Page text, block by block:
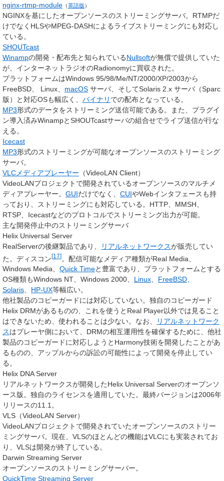
nginx-rtmp-module （英語版 ）
NGINXを基にしたオープンソースのストリーミングサーバ。RTMPだ
けでなくHLSやMPEG-DASHによるライブストリーミングにも対応し
ている。
SHOUTcast
Winampの開発・配布先と知られているNullsoftが無償で提供していた
が、インターネットラジオのRadionomyに買収された。
プラットフォームはWindows 95/98/Me/NT/2000/XP/2003から
FreeBSD、 Linux、 macOS サーバ、そしてSolaris 2.x サーバ（Sparc
版）と対応OSも幅広く、 バイナリ での配布となっている。
MP3形式のデータをストリーミング送信可能である。また、プラグイ
ン導入済みWinampとSHOUTcastサーバの組合せでライブ送信が行な
える。
Icecast
MP3形式のストリーミングが可能なオープンソースのストリーミング
サーバ。
VLCメディアプレーヤー （VideoLAN Client）
VideoLANプロジェクトで開発されているオープンソースのマルチメ
ディアプレーヤー。 GUIだけでなく、 CUIやWebインタフェースも持
っており、ストリーミングにも対応している。HTTP、MMSH、
RTSP、Icecastなどのプロトコルでストリーミング出力が可能。
主な開発停止中のストリーミングサーバ
Helix Universal Server
RealServerの後継製品であり、
リアルネットワークスが販売してい
た。ディスコン[17]。配信可能なメディア種類がReal Media、
Windows Media、 Quick Timeと豊富であり、プラットフォームとする
OS種類もWindows NT、Windows 2000、 Linux、 FreeBSD、
Solaris、 HP-UX等幅広い。
他社製品のコピーガードには対応していない。独自のコピーガード
Helix DRMがあるものの、これを使うとReal Player以外では見ること
はできないため、使われることは少ない。なお、
リアルネットワーク
スはプレーヤ側において、DRMの相互運用性を確保するために、他社
製品のコピーガードに対応しようとHarmony技術を開発したことがあ
るものの、アップルからの訴訟の可能性によって開発を停止してい
る。
Helix DNA Server
リアルネットワークスが開発したHelix Universal Serverのオープンソ
ース版。独自のライセンスを適用していた。最終バージョンは2006年
リリースの11.1。
VLS（VideoLAN Server）
VideoLANプロジェクトで開発されていたオープンソースのストリー
ミングサーバ。現在、VLSのほとんどの機能はVLCにも実装されてお
り、VLSは開発が終了している。
Darwin Streaming Server
オープンソースのストリーミングサーバー。
QuickTime Streaming Server